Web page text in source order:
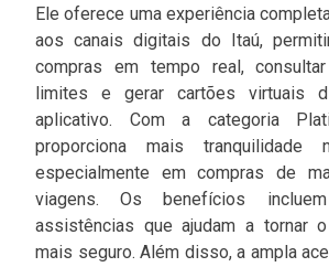
Ele oferece uma experiência
aos canais digitais do Itaú,
compras em tempo real,
limites e gerar cartões virtuais
aplicativo. Com a categoria
proporciona mais
especialmente em compras de
viagens. Os benefícios
assistências que ajudam a tornar
mais seguro. Além disso, a ampla